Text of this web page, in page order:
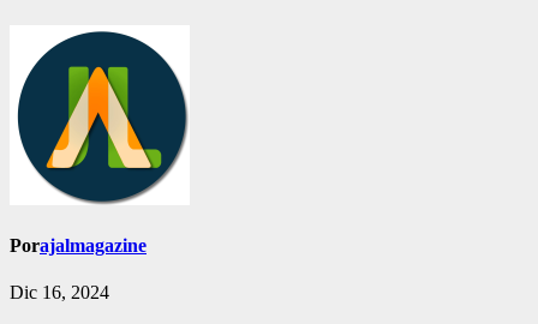
Porajalmagazine
Dic 16, 2024